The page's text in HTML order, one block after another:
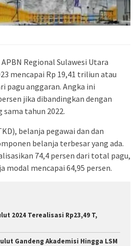
Regional Sulawesi Utara
mencapai Rp 19,41 triliun atau
pagu anggaran. Angka ini
jika dibandingkan dengan
sama tahun 2022.
belanja pegawai dan dan
belanja terbesar yang ada.
74,4 persen dari total pagu,
modal mencapai 64,95 persen.
2024 Terealisasi Rp23,49 T,
Gandeng Akademisi Hingga LSM